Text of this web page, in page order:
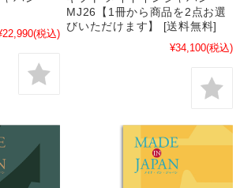
(税込)
MJ26【1冊から商品を2点お選
びいただけます】 [送料無料]
¥34,100(税込)